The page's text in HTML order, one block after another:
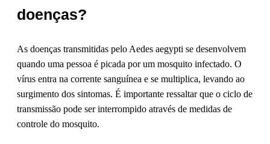
doenças?
As doenças transmitidas pelo Aedes aegypti se desenvolvem
quando uma pessoa é picada por um mosquito infectado. O
vírus entra na corrente sanguínea e se multiplica, levando ao
surgimento dos sintomas. É importante ressaltar que o ciclo de
transmissão pode ser interrompido através de medidas de
controle do mosquito.